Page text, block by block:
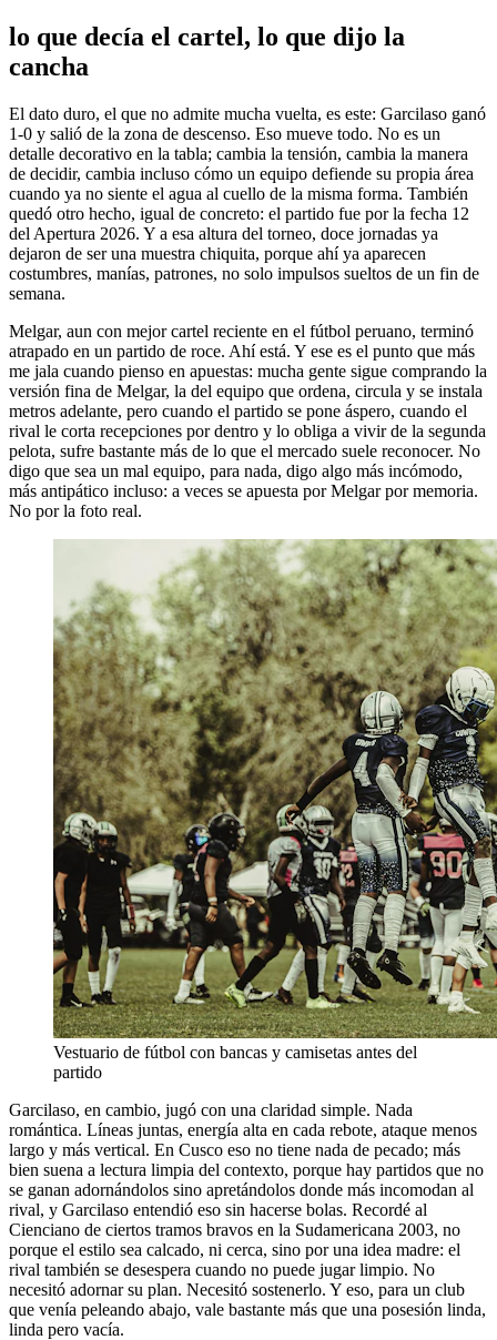
lo que decía el cartel, lo que dijo la
cancha
El dato duro, el que no admite mucha vuelta, es este: Garcilaso ganó
1-0 y salió de la zona de descenso. Eso mueve todo. No es un
detalle decorativo en la tabla; cambia la tensión, cambia la manera
de decidir, cambia incluso cómo un equipo defiende su propia área
cuando ya no siente el agua al cuello de la misma forma. También
quedó otro hecho, igual de concreto: el partido fue por la fecha 12
del Apertura 2026. Y a esa altura del torneo, doce jornadas ya
dejaron de ser una muestra chiquita, porque ahí ya aparecen
costumbres, manías, patrones, no solo impulsos sueltos de un fin de
semana.
Melgar, aun con mejor cartel reciente en el fútbol peruano, terminó
atrapado en un partido de roce. Ahí está. Y ese es el punto que más
me jala cuando pienso en apuestas: mucha gente sigue comprando la
versión fina de Melgar, la del equipo que ordena, circula y se instala
metros adelante, pero cuando el partido se pone áspero, cuando el
rival le corta recepciones por dentro y lo obliga a vivir de la segunda
pelota, sufre bastante más de lo que el mercado suele reconocer. No
digo que sea un mal equipo, para nada, digo algo más incómodo,
más antipático incluso: a veces se apuesta por Melgar por memoria.
No por la foto real.
Vestuario de fútbol con bancas y camisetas antes del
partido
Garcilaso, en cambio, jugó con una claridad simple. Nada
romántica. Líneas juntas, energía alta en cada rebote, ataque menos
largo y más vertical. En Cusco eso no tiene nada de pecado; más
bien suena a lectura limpia del contexto, porque hay partidos que no
se ganan adornándolos sino apretándolos donde más incomodan al
rival, y Garcilaso entendió eso sin hacerse bolas. Recordé al
Cienciano de ciertos tramos bravos en la Sudamericana 2003, no
porque el estilo sea calcado, ni cerca, sino por una idea madre: el
rival también se desespera cuando no puede jugar limpio. No
necesitó adornar su plan. Necesitó sostenerlo. Y eso, para un club
que venía peleando abajo, vale bastante más que una posesión linda,
linda pero vacía.